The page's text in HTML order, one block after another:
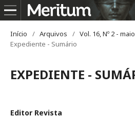
Início / Arquivos / Vol. 16, Nº 2 -
Expediente - Sumário
EXPEDIENTE -
Editor Revista